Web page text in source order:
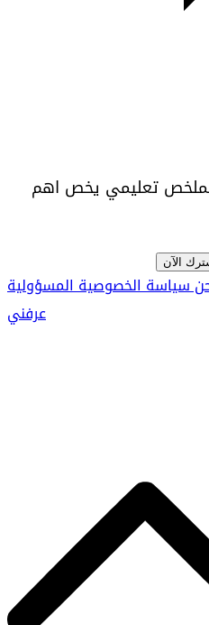
تعليمي يخص اهم
الآن
سياسة الخصوصيةالمسؤولية
عرفني